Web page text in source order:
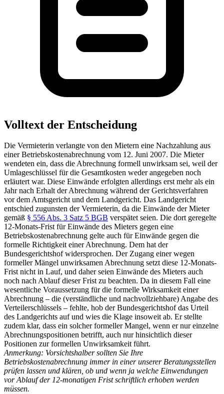
Volltext der Entscheidung
Die Vermieterin verlangte von den Mietern eine Nachzahlung aus
einer Betriebskostenabrechnung vom 12. Juni 2007. Die Mieter
wendeten ein, dass die Abrechnung formell unwirksam sei, weil der
Umlageschlüssel für die Gesamtkosten weder angegeben noch
erläutert war. Diese Einwände erfolgten allerdings erst mehr als ein
Jahr nach Erhalt der Abrechnung während der Gerichtsverfahren
vor dem Amtsgericht und dem Landgericht. Das Landgericht
entschied zugunsten der Vermieterin, da die Einwände der Mieter
gemäß § 556 Abs. 3 Satz 5 BGB verspätet seien. Die dort geregelte
12-Monats-Frist für Einwände des Mieters gegen eine
Betriebskostenabrechnung gelte auch für Einwände gegen die
formelle Richtigkeit einer Abrechnung. Dem hat der
Bundesgerichtshof widersprochen. Der Zugang einer wegen
formeller Mängel unwirksamen Abrechnung setzt diese 12-Monats-
Frist nicht in Lauf, und daher seien Einwände des Mieters auch
noch nach Ablauf dieser Frist zu beachten. Da in diesem Fall eine
wesentliche Voraussetzung für die formelle Wirksamkeit einer
Abrechnung – die (verständliche und nachvollziehbare) Angabe des
Verteilerschlüssels – fehlte, hob der Bundesgerichtshof das Urteil
des Landgerichts auf und wies die Klage insoweit ab. Er stellte
zudem klar, dass ein solcher formeller Mangel, wenn er nur einzelne
Abrechnungspositionen betrifft, auch nur hinsichtlich dieser
Positionen zur formellen Unwirksamkeit führt.
Anmerkung: Vorsichtshalber sollten Sie Ihre
Betriebskostenabrechnung immer in einer unserer Beratungsstellen
prüfen lassen und klären, ob und wenn ja welche Einwendungen
vor Ablauf der 12-monatigen Frist schriftlich erhoben werden
müssen.